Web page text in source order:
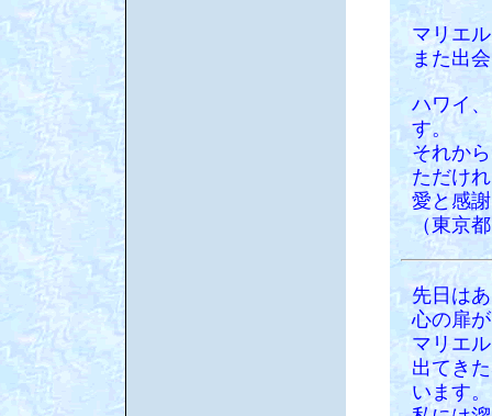
マリエ
また出
ハワイ
す。
それか
ただけ
愛と感
（東京
先日は
心の扉
マリエ
出てき
います。